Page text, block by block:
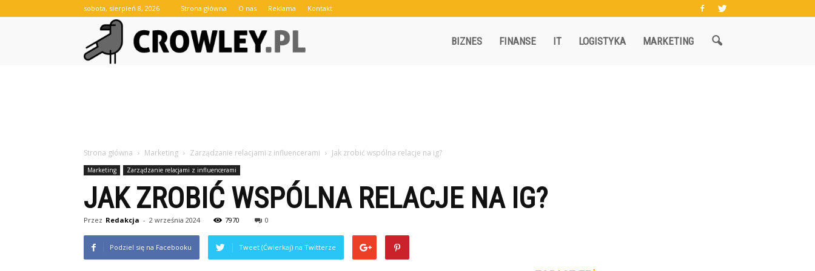
sobota, sierpień 8, 2026 Strona główna O nas Reklama Kontakt
BIZNES FINANSE IT LOGISTYKA MARKETING
Strona główna Marketing Zarządzanie relacjami z influencerami Jak zrobić wspólna relacje na ig?
Marketing Zarządzanie relacjami z influencerami
JAK ZROBIĆ WSPÓLNA RELACJE NA IG?
Przez Redakcja - 2 września 2024 7970 0
Podziel się na Facebooku Tweet (Ćwierkaj) na Twitterze